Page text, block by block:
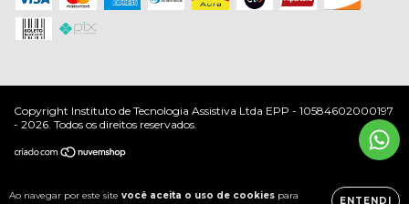
Ao navegar por este site você aceita o uso de cookies para
ENTENDI
Copyright Instituto de Tecnologia Assistiva Ltda EPP - 10584602000197
- 2026. Todos os direitos reservados.